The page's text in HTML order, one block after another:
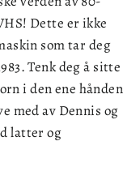
Dette er ikke
som tar deg
Tenk deg å sitte
i den ene hånden
med av Dennis og
latter og